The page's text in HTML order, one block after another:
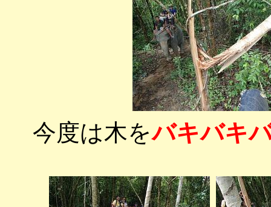
今度は木をバキバキ